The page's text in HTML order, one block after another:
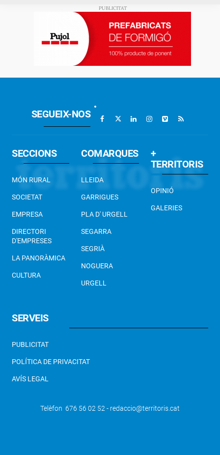
SEGUEIX-NOS
SECCIONS
MÓN RURAL
SOCIETAT
EMPRESA
DIRECTORI
D'EMPRESES
LA PANORÀMICA
CULTURA
COMARQUES
LLEIDA
GARRIGUES
PLA D' URGELL
SEGARRA
SEGRIÀ
NOGUERA
URGELL
+
TERRITORIS
OPINIÓ
GALERIES
SERVEIS
PUBLICITAT
POLÍTICA DE PRIVACITAT
AVÍS LEGAL
Telèfon 676 56 02 52 - redaccio@territoris.cat